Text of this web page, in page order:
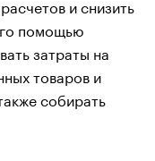
и снизить
помощью
затраты на
товаров и
собирать